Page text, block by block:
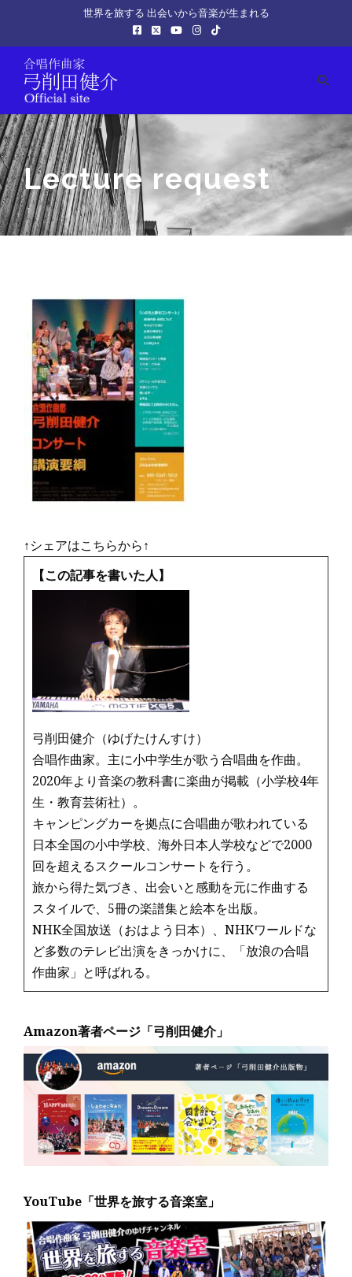
世界を旅する 出会いから音楽が生まれる
Lecture request
↑シェアはこちらから↑
【この記事を書いた人】
弓削田健介（ゆげたけんすけ）
合唱作曲家。主に小中学生が歌う合唱曲を作曲。
2020年より音楽の教科書に楽曲が掲載（小学校4年
生・教育芸術社）。
キャンピングカーを拠点に合唱曲が歌われている
日本全国の小中学校、海外日本人学校などで2000
回を超えるスクールコンサートを行う。
旅から得た気づき、出会いと感動を元に作曲する
スタイルで、5冊の楽譜集と絵本を出版。
NHK全国放送（おはよう日本）、NHKワールドな
ど多数のテレビ出演をきっかけに、「放浪の合唱
作曲家」と呼ばれる。
Amazon著者ページ「弓削田健介」
YouTube「世界を旅する音楽室」